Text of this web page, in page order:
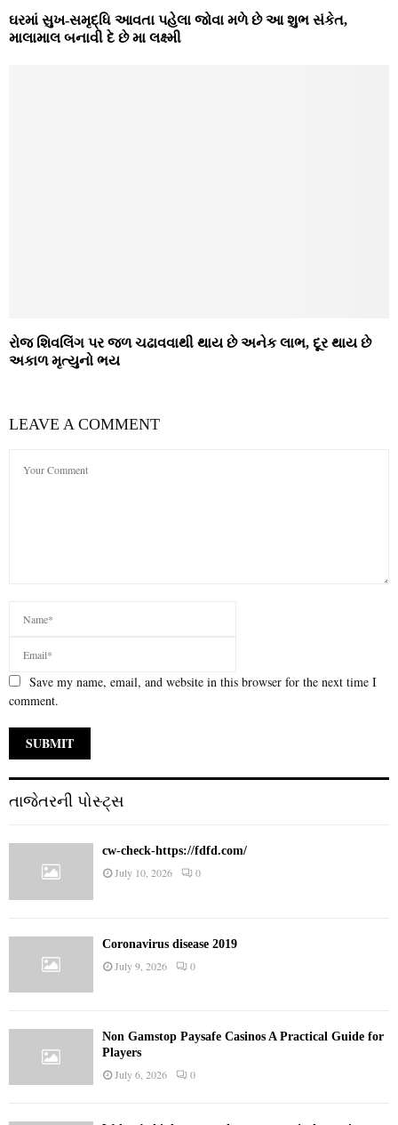
ઘરમાં સુખ-સમૃદ્ધિ આવતા પહેલા જોવા મળે છે આ શુભ સંકેત,
માલામાલ બનાવી દે છે મા લક્ષ્મી
રોજ શિવલિંગ પર જળ ચઢાવવાથી થાય છે અનેક લાભ, દૂર થાય છે
અકાળ મૃત્યુનો ભય
LEAVE A COMMENT
Save my name, email, and website in this browser for the next time I
comment.
તાજેતરની પોસ્ટ્સ
cw-check-https://fdfd.com/
July 10, 2026 0
Coronavirus disease 2019
July 9, 2026 0
Non Gamstop Paysafe Casinos A Practical Guide for
Players
July 6, 2026 0